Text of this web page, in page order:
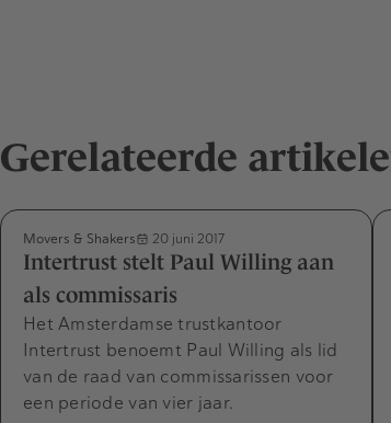
Gerelateerde
Movers & Shakers 20 juni 2017
Intertrust stelt Paul Willing aan
als commissaris
Het Amsterdamse trustkantoor
Intertrust benoemt Paul Willing als lid
van de raad van commissarissen voor
een periode van vier jaar.